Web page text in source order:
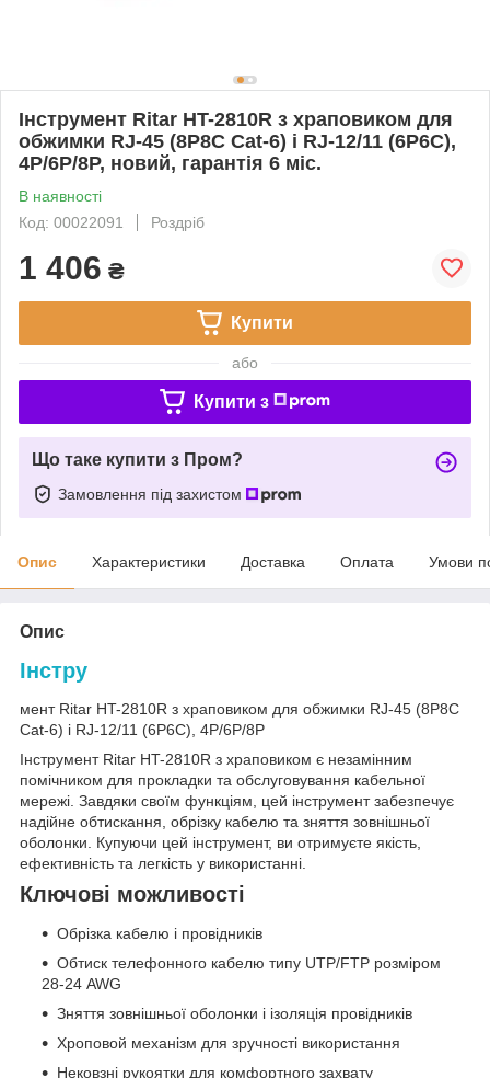
Інструмент Ritar HT-2810R з храповиком для
обжимки RJ-45 (8P8C Cat-6) і RJ-12/11 (6P6C),
4P/6P/8P, новий, гарантія 6 міс.
В наявності
Код: 00022091
Роздріб
1 406 ₴
Купити
або
Купити з
Що таке купити з Пром?
Замовлення під захистом
Опис Характеристики Доставка Оплата Умови
Опис
Інстру
мент Ritar HT-2810R з храповиком для обжимки RJ-45 (8P8C
Cat-6) і RJ-12/11 (6P6C), 4P/6P/8P
Інструмент Ritar HT-2810R з храповиком є незамінним
помічником для прокладки та обслуговування кабельної
мережі. Завдяки своїм функціям, цей інструмент забезпечує
надійне обтискання, обрізку кабелю та зняття зовнішньої
оболонки. Купуючи цей інструмент, ви отримуєте якість,
ефективність та легкість у використанні.
Ключові можливості
Обрізка кабелю і провідників
Обтиск телефонного кабелю типу UTP/FTP розміром
28-24 AWG
Зняття зовнішньої оболонки і ізоляція провідників
Хроповой механізм для зручності використання
Нековзні рукоятки для комфортного захвату